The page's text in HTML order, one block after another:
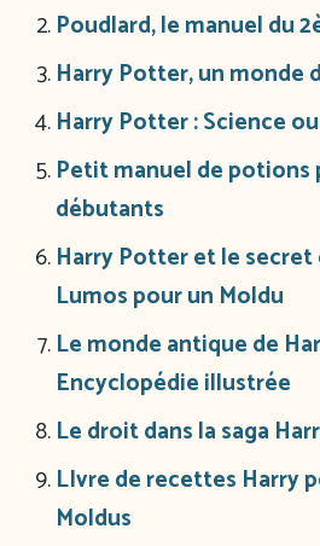
Poudlard, le manuel du
Harry Potter, un monde
Harry Potter : Science
Petit manuel de potions
débutants
Harry Potter et le secret
Lumos pour un Moldu
Le monde antique de
Encyclopédie illustrée
Le droit dans la saga
LIvre de recettes Harry
Moldus